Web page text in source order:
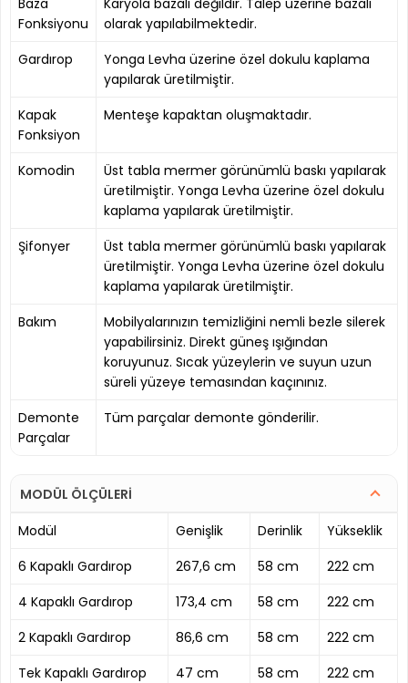
Fonksiyonu
olarak yapılabilmektedir.
Gardırop
Yonga Levha üzerine özel dokulu kaplama
yapılarak üretilmiştir.
Kapak
Fonksiyon
Menteşe kapaktan oluşmaktadır.
Komodin
Üst tabla mermer görünümlü baskı yapılarak
üretilmiştir. Yonga Levha üzerine özel dokulu
kaplama yapılarak üretilmiştir.
Şifonyer
Üst tabla mermer görünümlü baskı yapılarak
üretilmiştir. Yonga Levha üzerine özel dokulu
kaplama yapılarak üretilmiştir.
Bakım
Mobilyalarınızın temizliğini nemli bezle silerek
yapabilirsiniz. Direkt güneş ışığından
koruyunuz. Sıcak yüzeylerin ve suyun uzun
süreli yüzeye temasından kaçınınız.
Demonte
Parçalar
Tüm parçalar demonte gönderilir.
MODÜL ÖLÇÜLERİ
Modül
Genişlik Derinlik
Yükseklik
6 Kapaklı Gardırop
267,6 cm 58 cm
222 cm
4 Kapaklı Gardırop
173,4 cm 58 cm
222 cm
2 Kapaklı Gardırop
86,6 cm 58 cm
222 cm
Tek Kapaklı Gardırop
47 cm 58 cm
222 cm